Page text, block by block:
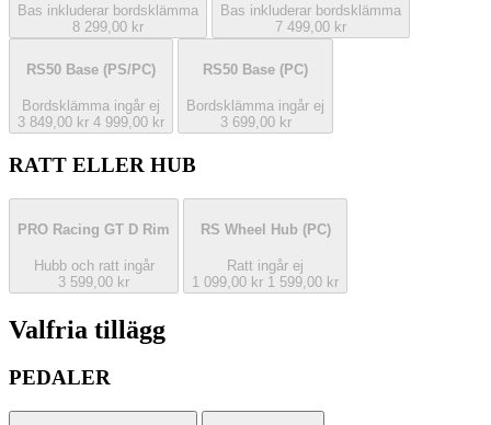
Bas inkluderar bordsklämma
8 299,00 kr
Bas inkluderar bordsklämma
7 499,00 kr
RS50 Base (PS/PC)
Bordsklämma ingår ej
3 849,00 kr 4 999,00 kr
RS50 Base (PC)
Bordsklämma ingår ej
3 699,00 kr
RATT ELLER HUB
PRO Racing GT D Rim
Hubb och ratt ingår
3 599,00 kr
RS Wheel Hub (PC)
Ratt ingår ej
1 099,00 kr 1 599,00 kr
Valfria tillägg
PEDALER